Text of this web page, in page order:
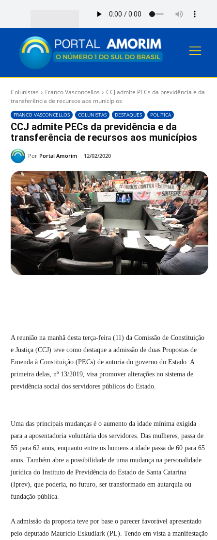
Colunistas Franco Vasconcellos
CCJ admite PECs da previdência e da
transferência de recursos aos municípios
FRANCO VASCONCELLOS COLUNISTAS DESTAQUES POLÍTICA
CCJ admite PECs da previdência e da
transferência de recursos aos municípios
Por Portal Amorim 12/02/2020
A reunião na manhã desta terça-feira (11) da Comissão de Constituição
e Justiça (CCJ) teve como destaque a admissão de duas Propostas de
Emenda à Constituição (PECs) de autoria do governo do Estado. A
primeira delas, nº 13/2019, visa promover alterações no sistema de
previdência social dos servidores públicos do Estado.
Uma das principais mudanças é o aumento da idade mínima exigida
para a aposentadoria voluntária dos servidores. Das mulheres, passa de
55 para 62 anos, enquanto entre os homens a idade passa de 60 para 65
anos. Também abre a possibilidade de uma mudança na personalidade
jurídica do Instituto de Previdência do Estado de Santa Catarina
(Iprev), que poderia, no futuro, ser transformado em autarquia ou
fundação pública.
A admissão da proposta teve por base o parecer favorável apresentado
pelo deputado Maurício Eskudlark (PL). Tendo em vista a manifestação